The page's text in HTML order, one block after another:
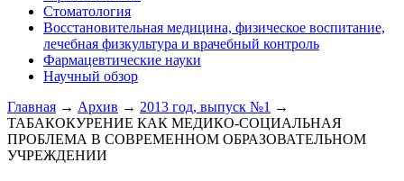
Стоматология
Восстановительная медицина, физическое воспитание,
лечебная физкультура и врачебный контроль
Фармацевтические науки
Научный обзор
Главная → Архив → 2013 год, выпуск №1 →
ТАБАКОКУРЕНИЕ КАК МЕДИКО-СОЦИАЛЬНАЯ
ПРОБЛЕМА В СОВРЕМЕННОМ ОБРАЗОВАТЕЛЬНОМ
УЧРЕЖДЕНИИ